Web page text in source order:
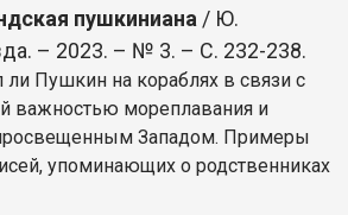
пушкиниана / Ю.
– 2023. – № 3. – С. 232-238.
ли Пушкин на кораблях в связи с
важностью мореплавания и
Западом. Примеры
упоминающих о родственниках